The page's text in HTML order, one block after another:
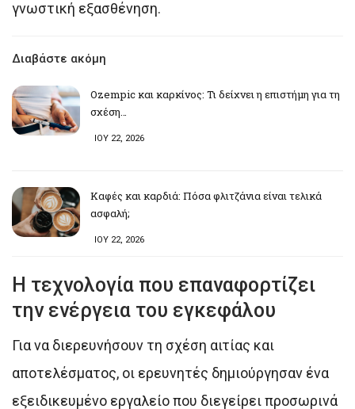
γνωστική εξασθένηση.
Διαβάστε ακόμη
Ozempic και καρκίνος: Τι δείχνει η επιστήμη για τη
σχέση…
ΙΟΥ 22, 2026
Καφές και καρδιά: Πόσα φλιτζάνια είναι τελικά
ασφαλή;
ΙΟΥ 22, 2026
Η τεχνολογία που επαναφορτίζει
την ενέργεια του εγκεφάλου
Για να διερευνήσουν τη σχέση αιτίας και
αποτελέσματος, οι ερευνητές δημιούργησαν ένα
εξειδικευμένο εργαλείο που διεγείρει προσωρινά